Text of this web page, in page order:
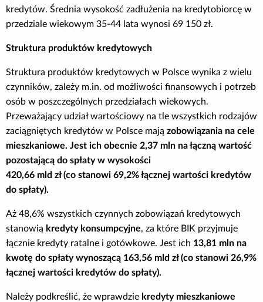
kredytów. Średnia wysokość zadłużenia na kredytobiorcę w
przedziale wiekowym 35-44 lata wynosi 69 150 zł.
Struktura produktów kredytowych
Struktura produktów kredytowych w Polsce wynika z wielu
czynników, zależy m.in. od możliwości finansowych i potrzeb
osób w poszczególnych przedziałach wiekowych.
Przeważający udział wartościowy na tle wszystkich rodzajów
zaciągniętych kredytów w Polsce mają zobowiązania na cele
mieszkaniowe. Jest ich obecnie 2,37 mln na łączną wartość
pozostającą do spłaty w wysokości
420,66 mld zł (co stanowi 69,2% łącznej wartości kredytów
do spłaty).
Aż 48,6% wszystkich czynnych zobowiązań kredytowych
stanowią kredyty konsumpcyjne, za które BIK przyjmuje
łącznie kredyty ratalne i gotówkowe. Jest ich 13,81 mln na
kwotę do spłaty wynoszącą 163,56 mld zł (co stanowi 26,9%
łącznej wartości kredytów do spłaty).
Należy podkreślić, że wprawdzie kredyty mieszkaniowe